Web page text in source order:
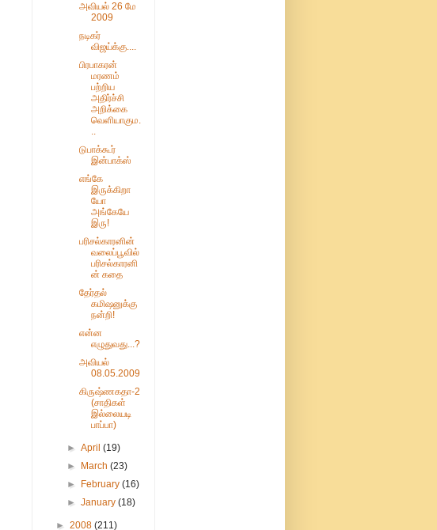
அவியல் 26 மே
2009
நடிகர்
விஜய்க்கு....
பிரபாகரன்
மரணம்
பற்றிய
அதிர்ச்சி
அறிக்கை
வெளியாகும.
..
டுபாக்கூர்
இன்பாக்ஸ்
எங்கே
இருக்கிறா
யோ
அங்கேயே
இரு!
பரிசல்காரனின்
வலைப்பூவில்
பரிசல்காரனி
ன் கதை
தேர்தல்
கமிஷனுக்கு
நன்றி!
என்ன
எழுதுவது...?
அவியல்
08.05.2009
கிருஷ்ணகதா-2
(சாதிகள்
இல்லையடி
பாப்பா)
►April(19)
►
March(23)
►
February(16)
►January(18)
► 2008 (211)